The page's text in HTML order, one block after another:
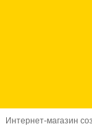
Интернет-магазин